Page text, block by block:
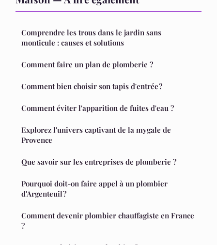
Comprendre les trous dans le jardin sans
monticule : causes et solutions
Comment faire un plan de plomberie ?
Comment bien choisir son tapis d'entrée ?
Comment éviter l'apparition de fuites d'eau ?
Explorez l'univers captivant de la mygale de
Provence
Que savoir sur les entreprises de plomberie ?
Pourquoi doit-on faire appel à un plombier
d'Argenteuil ?
Comment devenir plombier chauffagiste en France
?